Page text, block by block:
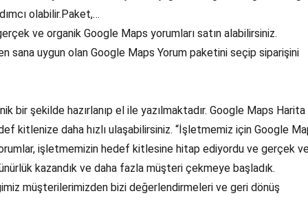
olabilir.Paket,…
ve organik Google Maps yorumları satın alabilirsiniz.
sana uygun olan Google Maps Yorum paketini seçip siparişini
bir şekilde hazırlanıp el ile yazılmaktadır. Google Maps Harita
kitlenize daha hızlı ulaşabilirsiniz. “İşletmemiz için Google
işletmemizin hedef kitlesine hitap ediyordu ve gerçek
kazandık ve daha fazla müşteri çekmeye başladık.
müşterilerimizden bizi değerlendirmeleri ve geri dönüş